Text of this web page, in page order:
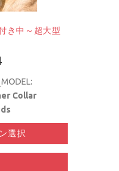
き中～超大型
Collar
選択